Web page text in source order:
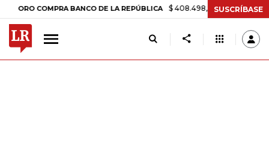
COMPRA BANCO DE LA REPÚBLICA $ 408.498,97 +$ 8.753,81 +2,19%
SUSCRÍBASE